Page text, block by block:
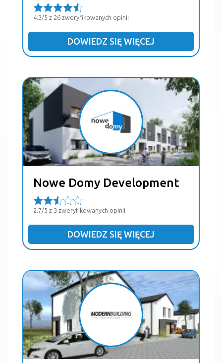
4.3/5 z 26 zweryfikowanych opinii
DOWIEDZ SIĘ WIĘCEJ
Nowe Domy Development
2.7/5 z 3 zweryfikowanych opinii
DOWIEDZ SIĘ WIĘCEJ